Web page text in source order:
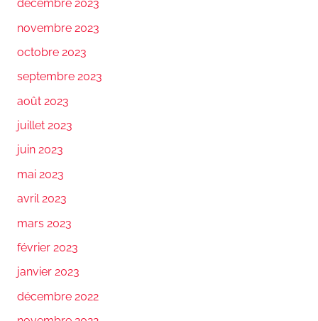
décembre 2023
novembre 2023
octobre 2023
septembre 2023
août 2023
juillet 2023
juin 2023
mai 2023
avril 2023
mars 2023
février 2023
janvier 2023
décembre 2022